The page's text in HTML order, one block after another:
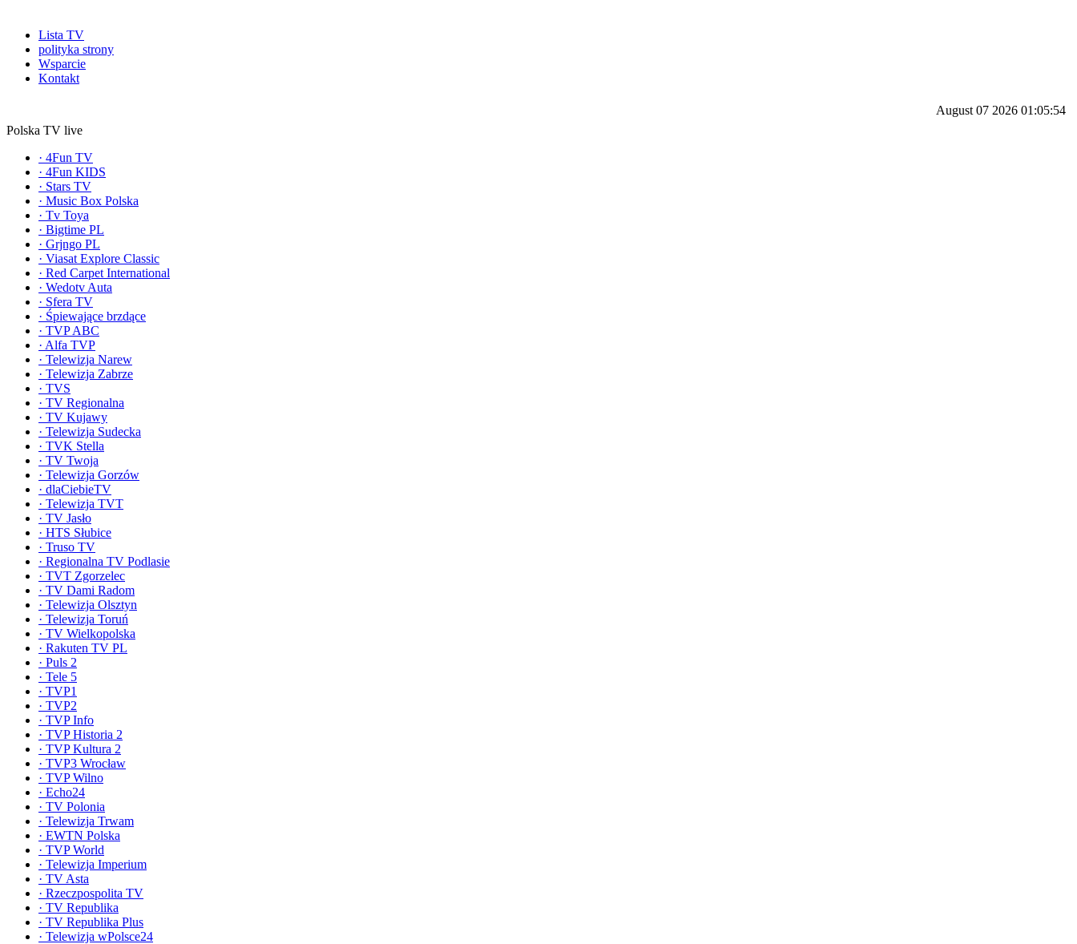
Lista TV
polityka strony
Wsparcie
Kontakt
August 07 2026 01:05:54
Polska TV live
· 4Fun TV
· 4Fun KIDS
· Stars TV
· Music Box Polska
· Tv Toya
· Bigtime PL
· Grjngo PL
· Viasat Explore Classic
· Red Carpet International
· Wedotv Auta
· Sfera TV
· Śpiewające brzdące
· TVP ABC
· Alfa TVP
· Telewizja Narew
· Telewizja Zabrze
· TVS
· TV Regionalna
· TV Kujawy
· Telewizja Sudecka
· TVK Stella
· TV Twoja
· Telewizja Gorzów
· dlaCiebieTV
· Telewizja TVT
· TV Jasło
· HTS Słubice
· Truso TV
· Regionalna TV Podlasie
· TVT Zgorzelec
· TV Dami Radom
· Telewizja Olsztyn
· Telewizja Toruń
· TV Wielkopolska
· Rakuten TV PL
· Puls 2
· Tele 5
· TVP1
· TVP2
· TVP Info
· TVP Historia 2
· TVP Kultura 2
· TVP3 Wrocław
· TVP Wilno
· Echo24
· TV Polonia
· Telewizja Trwam
· EWTN Polska
· TVP World
· Telewizja Imperium
· TV Asta
· Rzeczpospolita TV
· TV Republika
· TV Republika Plus
· Telewizja wPolsce24